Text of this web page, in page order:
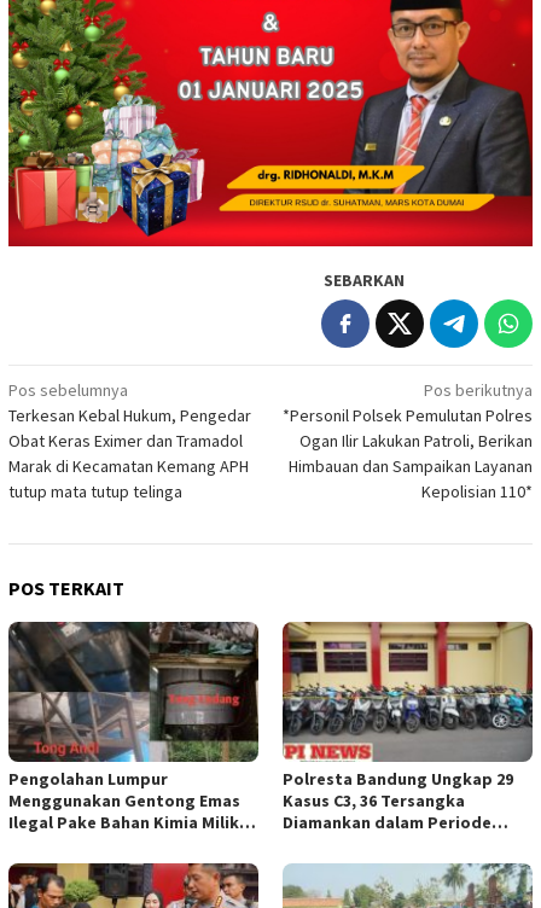
SEBARKAN
Navigasi
pos
Pos sebelumnya
Terkesan Kebal Hukum, Pengedar
Obat Keras Eximer dan Tramadol
Marak di Kecamatan Kemang APH
tutup mata tutup telinga
Pos berikutnya
*Personil Polsek Pemulutan Polres
Ogan Ilir Lakukan Patroli, Berikan
Himbauan dan Sampaikan Layanan
Kepolisian 110*
POS TERKAIT
Pengolahan Lumpur
Menggunakan Gentong Emas
Ilegal Pake Bahan Kimia Milik
Aparat Penegak Hukum ( APH )
Jangan Sampai Diam Saja
Polresta Bandung Ungkap 29
Kasus C3, 36 Tersangka
Diamankan dalam Periode